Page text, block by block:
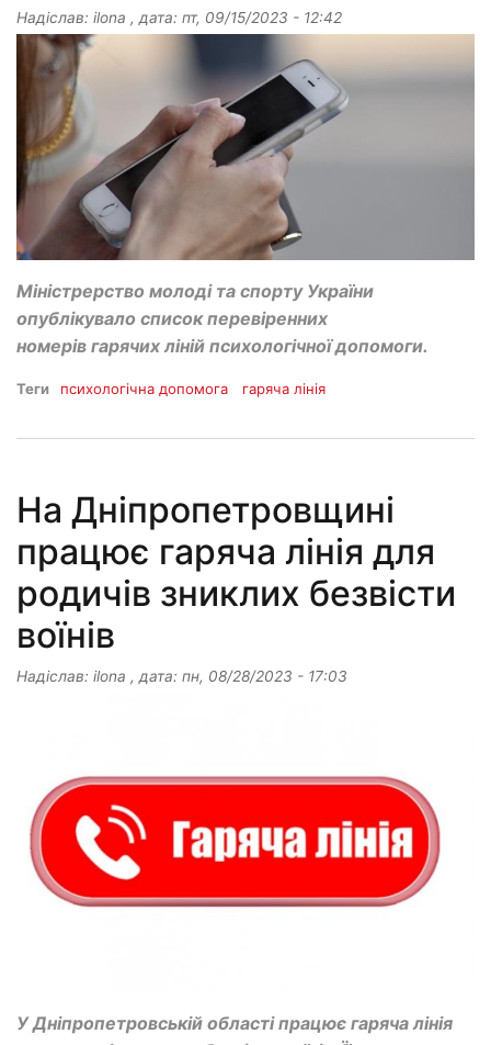
Надіслав: ilona , дата: пт, 09/15/2023 - 12:42
Міністрерство молоді та спорту України
опублікувало список перевіренних
номерів гарячих ліній психологічної допомоги.
Теги психологічна допомога гаряча лінія
На Дніпропетровщині
працює гаряча лінія для
родичів зниклих безвісти
воїнів
Надіслав: ilona , дата: пн, 08/28/2023 - 17:03
У Дніпропетровській області працює гаряча лінія